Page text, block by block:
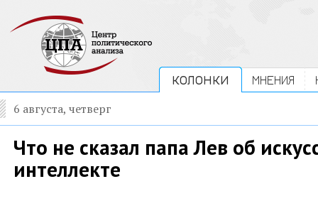
КОЛОНКИ МНЕНИЯ
6 августа, четверг
Что не сказал папа Лев об
интеллекте